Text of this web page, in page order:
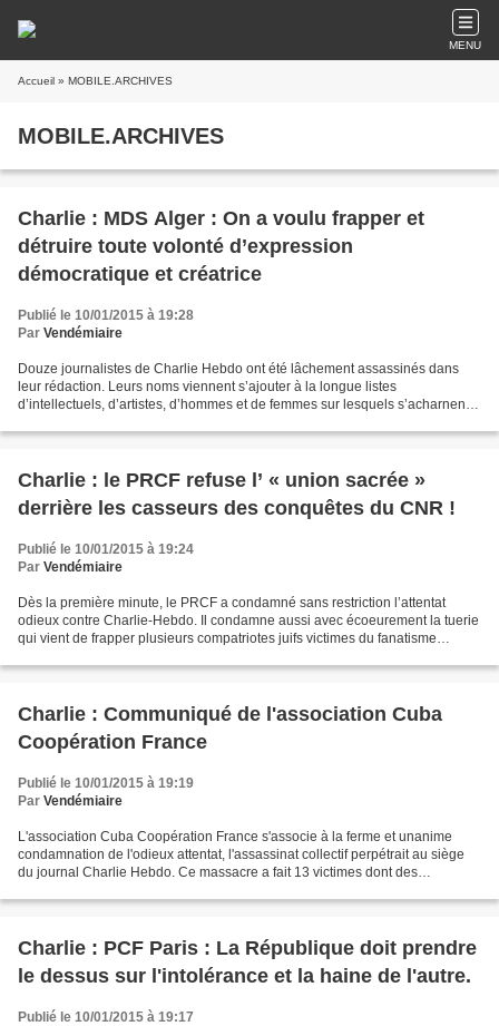
MENU
Accueil » MOBILE.ARCHIVES
MOBILE.ARCHIVES
Charlie : MDS Alger : On a voulu frapper et
détruire toute volonté d’expression
démocratique et créatrice
Publié le 10/01/2015 à 19:28
Par Vendémiaire
Douze journalistes de Charlie Hebdo ont été lâchement assassinés dans
leur rédaction. Leurs noms viennent s’ajouter à la longue listes
d’intellectuels, d’artistes, d’hommes et de femmes sur lesquels s’acharnent
Charlie : le PRCF refuse l’ « union sacrée »
derrière les casseurs des conquêtes du CNR !
Publié le 10/01/2015 à 19:24
Par Vendémiaire
Dès la première minute, le PRCF a condamné sans restriction l’attentat
odieux contre Charlie-Hebdo. Il condamne aussi avec écoeurement la tuerie
qui vient de frapper plusieurs compatriotes juifs victimes du fanatisme
Charlie : Communiqué de l'association Cuba
Coopération France
Publié le 10/01/2015 à 19:19
Par Vendémiaire
L'association Cuba Coopération France s'associe à la ferme et unanime
condamnation de l'odieux attentat, l'assassinat collectif perpétrait au siège
du journal Charlie Hebdo. Ce massacre a fait 13 victimes dont des
Charlie : PCF Paris : La République doit prendre
le dessus sur l'intolérance et la haine de l'autre.
Publié le 10/01/2015 à 19:17